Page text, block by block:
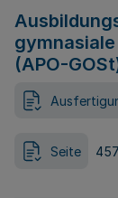
(APO-
Seite 457